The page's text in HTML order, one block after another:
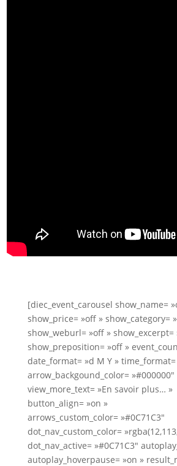
[diec_event_carousel show_name=
show_price= »off » show_category=
show_weburl= »off » show_excerpt=
show_preposition= »off »
date_format= »d M Y »
arrow_backgound_color= »#000000″
view_more_text= »En savoir plus… »
button_align= »on »
arrows_custom_color= »#0C71C3″
dot_nav_custom_color=
dot_nav_active= »#0C71C3″
autoplay_hoverpause= »on »